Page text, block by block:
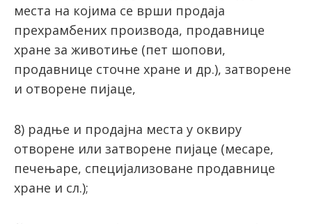
места на којима се врши продаја
прехрамбених производа, продавнице
хране за животиње (пет шопови,
продавнице сточне хране и др.), затворене
и отворене пијаце,
8) радње и продајна места у оквиру
отворене или затворене пијаце (месаре,
печењаре, специјализоване продавнице
хране и сл.);